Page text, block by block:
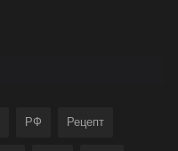
РФ Рецепт